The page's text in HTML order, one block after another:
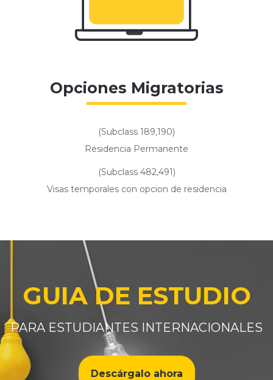
Opciones Migratorias
(Subclass 189,190)
Residencia Permanente
(Subclass 482,491)
Visas temporales con opcion de residencia
GUIA DE ESTUDIO
PARA ESTUDIANTES INTERNACIONALES
Descárgalo ahora